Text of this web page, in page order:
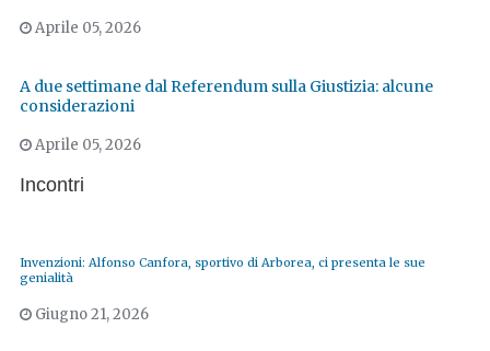
Aprile 05, 2026
A due settimane dal Referendum sulla Giustizia: alcune
considerazioni
Aprile 05, 2026
Incontri
Invenzioni: Alfonso Canfora, sportivo di Arborea, ci presenta le sue
genialità
Giugno 21, 2026